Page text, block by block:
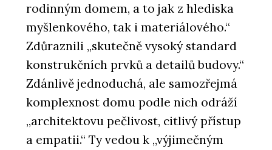
rodinným domem, a to jak z hlediska
myšlenkového, tak i materiálového.“
Zdůraznili „skutečně vysoký standard
konstrukčních prvků a detailů budovy.“
Zdánlivě jednoduchá, ale samozřejmá
komplexnost domu podle nich odráží
„architektovu pečlivost, citlivý přístup
a empatii.“ Ty vedou k „výjimečným